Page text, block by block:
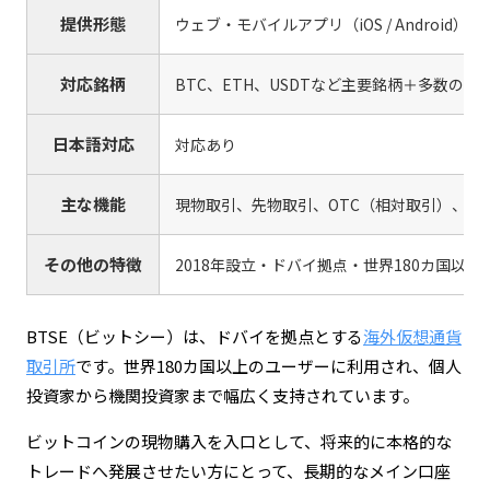
提供形態 ウェブ・モバイルアプリ（iOS / Android）
対応銘柄 BTC、ETH、USDTなど主要銘柄＋多数のア
日本語対応 対応あり
主な機能 現物取引、先物取引、OTC（相対取引）、ス
その他の特徴 2018年設立・ドバイ拠点・世界180カ国以上
BTSE（ビットシー）は、ドバイを拠点とする海外仮想通貨
取引所です。世界180カ国以上のユーザーに利用され、個人
投資家から機関投資家まで幅広く支持されています。
ビットコインの現物購入を入口として、将来的に本格的な
トレードへ発展させたい方にとって、長期的なメイン口座